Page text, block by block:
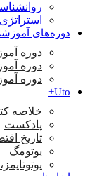
دوره‌های
دوره
دوره
دوره
Uto+
خلاصه
پادکست
تاریخ
یوتومگ